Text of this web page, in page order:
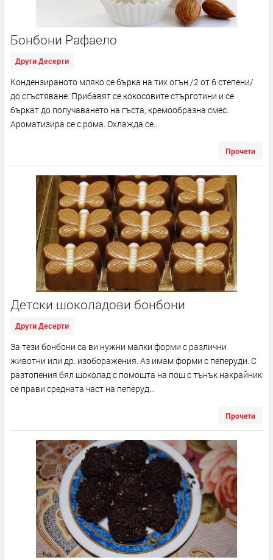
Бонбони Рафаело
Други Десерти
Кондензираното мляко се бърка на тих огън /2 от 6 степени/
до сгъстяване. Прибавят се кокосовите стърготини и се
бъркат до получаването на гъста, кремообразна смес.
Ароматизира се с рома. Охлажда се...
Прочети
Детски шоколадови бонбони
Други Десерти
За тези бонбони са ви нужни малки форми с различни
животни или др. изоборажения. Аз имам форми с пеперуди. С
разтопения бял шоколад с помощта на пош с тънък накрайник
се прави средната част на пеперуд...
Прочети